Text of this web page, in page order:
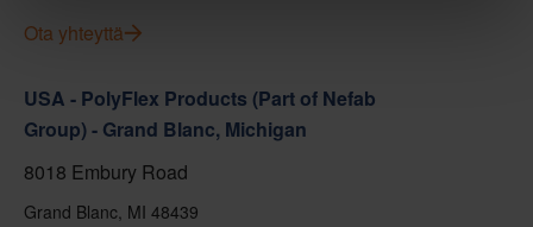
Ota yhteyttä
USA - PolyFlex Products (Part of Nefab
Group) - Grand Blanc, Michigan
8018 Embury Road
Grand Blanc, MI 48439